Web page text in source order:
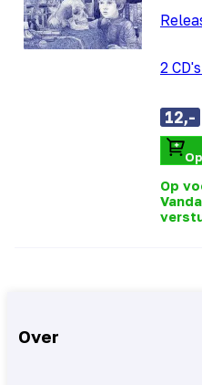
2 CD's
12,-
Op
Over